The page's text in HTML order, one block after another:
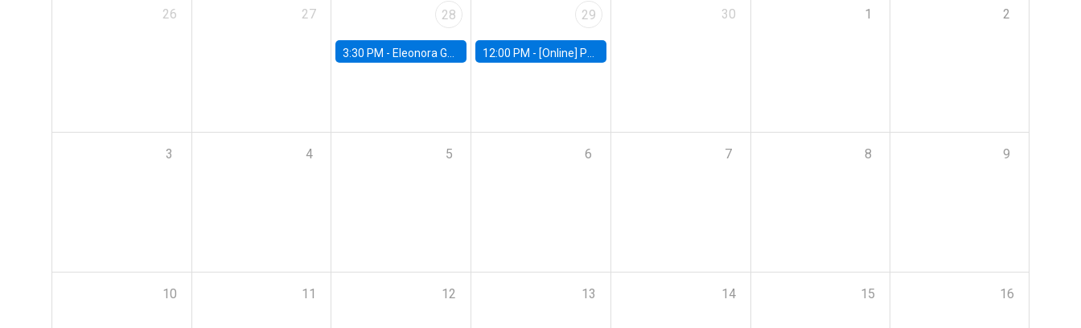
26 27 28
3:30 PM - Eleonora Guarnieri, Exeter University
29
12:00 PM - [Online] Pablo Slutzky, University of Maryland
30 1 2
3 4 5 6 7 8 9
10 11 12 13 14 15 16